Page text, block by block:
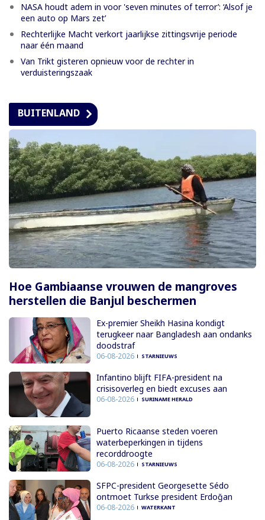
NASA houdt adem in voor 'seven minutes of terror’: ‘Alsof je
een auto op Mars zet’
Rechterlijke Macht verkort jaarlijkse zittingsvrije periode
naar één maand
Van Trikt gisteren opnieuw voor de rechter in
verduisteringszaak
BUITENLAND
Hoe Gambiaanse vrouwen de mangroves
herstellen die Banjul beschermen
Ex-premier Sheikh Hasina kondigt
terugkeer naar Bangladesh aan ondanks
doodstraf
06-08-2026 STARNIEUWS
Infantino blijft FIFA-president na
crisisoverleg en biedt excuses aan
06-08-2026 SURINAME HERALD
Puerto Ricaanse steden voeren
waterbeperkingen in tijdens
recorddroogte
06-08-2026 STARNIEUWS
SFPC-president Georgesette Sédo
ontmoet Turkse president Erdoğan
06-08-2026 WATERKANT